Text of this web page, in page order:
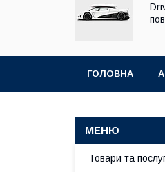
ГОЛОВНА
Товари та